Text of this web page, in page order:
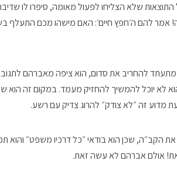
התוצאות שלא הצליחו לפעול מאומה, סיפרו לו
אמר להם ה׳חפץ חיים׳: האם מישהו מכם התעלף
להחריב את סדום, הוא ציפה מאברהם
לא יוכל להמשיך להחזיק מעמד. במקום זה
מדוע זה ״לא צודק״ להרוג צדיק עם רשע.
הקב״ה, שכן הוא בודאי ״כל דרכיו משפט״ והוא
אולם אברהם לא עשה זאת.